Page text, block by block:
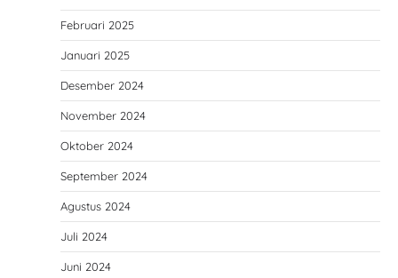
Februari 2025
Januari 2025
Desember 2024
November 2024
Oktober 2024
September 2024
Agustus 2024
Juli 2024
Juni 2024